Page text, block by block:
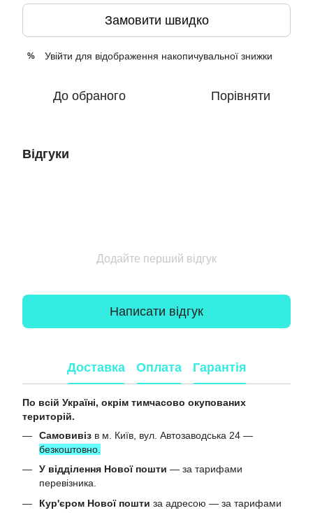
Замовити швидко
% Увійти для відображення накопичувальної знижки
До обраного Порівняти
Відгуки
Додайте перший відгук
Написати відгук
Доставка Оплата Гарантія
По всій Україні, окрім тимчасово окупованих
територій.
Самовивіз в м. Київ, вул. Автозаводська 24 —
безкоштовно.
У відділення Нової пошти — за тарифами
перевізника.
Кур'єром Нової пошти за адресою — за тарифами